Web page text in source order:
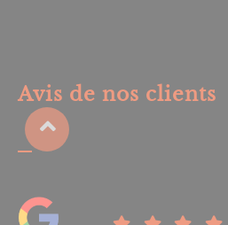
Avis de nos clients